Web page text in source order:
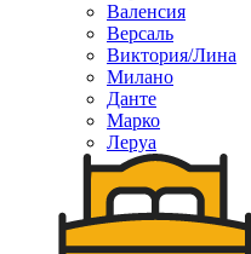
Валенсия
Версаль
Виктория/Лина
Милано
Данте
Марко
Леруа